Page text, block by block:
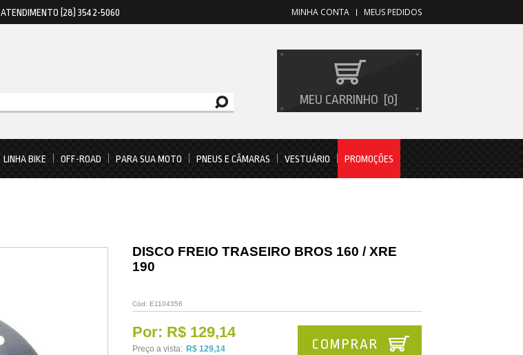
ATENDIMENTO (28) 3542-5060 MEUS PEDIDOS
MINHA CONTA
MEU CARRINHO 0
LINHA BIKE OFF-ROAD PARA SUA MOTO PNEUS E CÂMARAS VESTUÁRIO PROMOÇÕES
DISCO FREIO TRASEIRO BROS 160 / XRE
190
Cód: E1104356
Por: R$ 129,14
Preço a vista: R$ 129,14 COMPRAR